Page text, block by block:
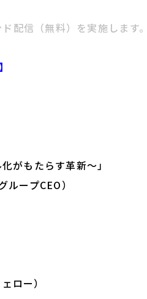
配信（無料）を実施します
がもたらす革新～」
ープCEO）
ー）